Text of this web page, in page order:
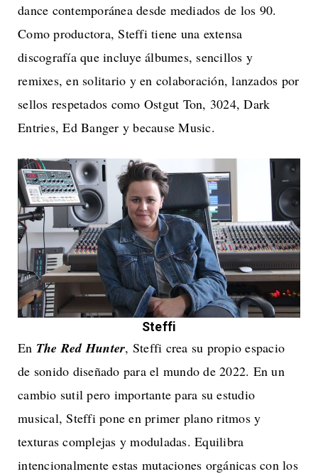
dance contemporánea desde mediados de los 90.
Como productora, Steffi tiene una extensa
discografía que incluye álbumes, sencillos y
remixes, en solitario y en colaboración, lanzados por
sellos respetados como Ostgut Ton, 3024, Dark
Entries, Ed Banger y because Music.
Steffi
En The Red Hunter, Steffi crea su propio espacio
de sonido diseñado para el mundo de 2022. En un
cambio sutil pero importante para su estudio
musical, Steffi pone en primer plano ritmos y
texturas complejas y moduladas. Equilibra
intencionalmente estas mutaciones orgánicas con los